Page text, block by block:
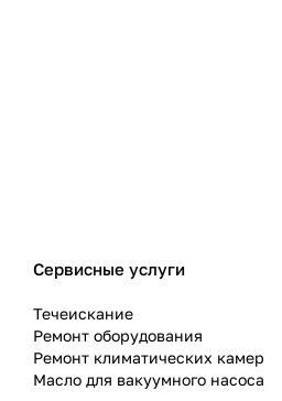
Сервисные услуги
Течеискание
Ремонт оборудования
Ремонт климатических камер
Масло для вакуумного насоса